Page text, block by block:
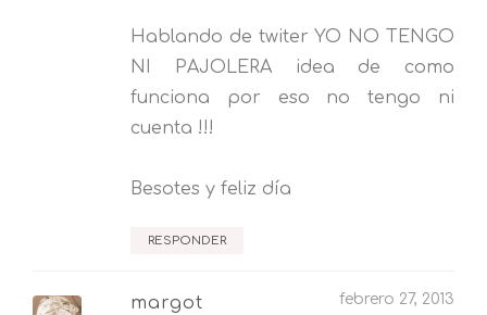
Hablando de twiter YO NO TENGO
NI PAJOLERA idea de como
funciona por eso no tengo ni
cuenta !!!
Besotes y feliz día
RESPONDER
margot febrero 27, 2013